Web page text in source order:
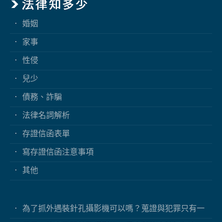
婚姻
家事
性侵
兒少
債務、詐騙
法律名詞解析
存證信函表單
寫存證信函注意事項
其他
為了抓外遇裝針孔攝影機可以嗎？蒐證與犯罪只有一